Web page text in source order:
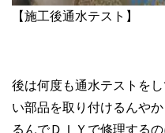
【施工後通水テスト】
後は何度も通水テストを
い部品を取り付けるんや
るんでＤＩＹで修理する